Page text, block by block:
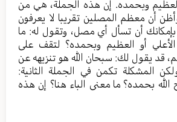
وبحمده. إن هذه الجملة، هي من
أن معظم المصلين تقريبا لا يعرفون
أن تسأل أي مصل، وتقول له: ما
أو العظيم وبحمده؟ لتقف على
قد يقول لك: سبحان الله هو تنزيهه عن
المشكلة تكمن في الجملة الثانية:
بحمده؟ ما معنى الباء هنا؟ إن هذه